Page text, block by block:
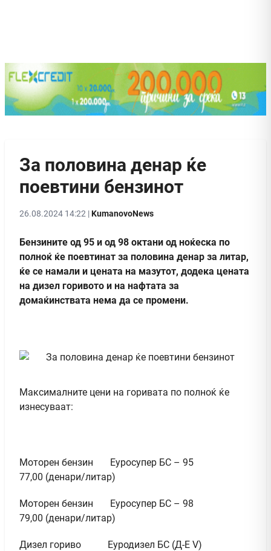
За половина денар ќе
поевтини бензинот
26.08.2024 14:22 |KumanovoNews
Бензините од 95 и од 98 октани од ноќеска по
полноќ ќе поевтинат за половина денар за литар,
ќе се намали и цената на мазутот, додека цената
на дизел горивото и на нафтата за
домаќинствата нема да се промени.
Максималните цени на горивата по полноќ ќе
изнесуваат:
Моторен бензин Еуросупер БС – 95
77,00 (денари/литар)
Моторен бензин Еуросупер БС – 98
79,00 (денари/литар)
Дизел гориво Еуродизел БС (Д-Е V)